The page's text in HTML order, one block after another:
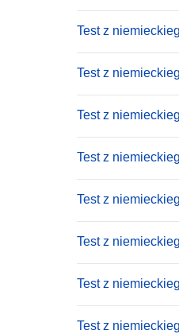
Test z
Test z
Test z
Test z
Test z
Test z
Test z
Test z